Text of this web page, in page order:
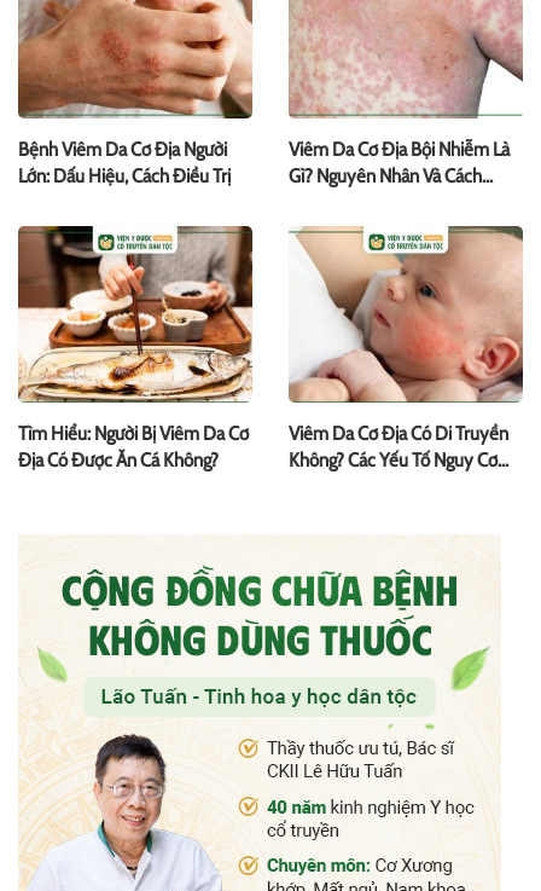
Bệnh Viêm Da Cơ Địa Người
Lớn: Dấu Hiệu, Cách Điều Trị
Viêm Da Cơ Địa Bội Nhiễm Là
Gì? Nguyên Nhân Và Cách
Tìm Hiểu: Người Bị Viêm Da Cơ
Địa Có Được Ăn Cá Không?
Viêm Da Cơ Địa Có Di Truyền
Không? Các Yếu Tố Nguy Cơ